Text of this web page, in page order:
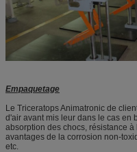
Empaquetage
Le Triceratops Animatronic de
d'air avant mis leur dans le cas en
absorption des chocs, résistance
avantages de la corrosion non-
etc.